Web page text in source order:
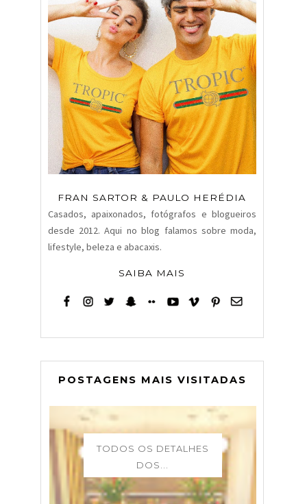
FRAN SARTOR & PAULO HERÉDIA
Casados, apaixonados, fotógrafos e blogueiros
desde 2012. Aqui no blog falamos sobre moda,
lifestyle, beleza e abacaxis.
SAIBA MAIS
POSTAGENS MAIS VISITADAS
TODOS OS DETALHES
DOS...